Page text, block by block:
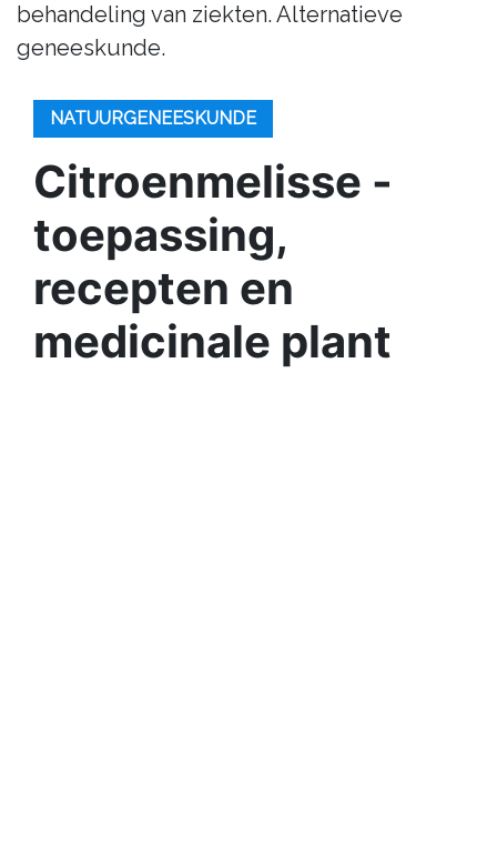
behandeling van ziekten. Alternatieve
geneeskunde.
NATUURGENEESKUNDE
Citroenmelisse -
toepassing,
recepten en
medicinale plant